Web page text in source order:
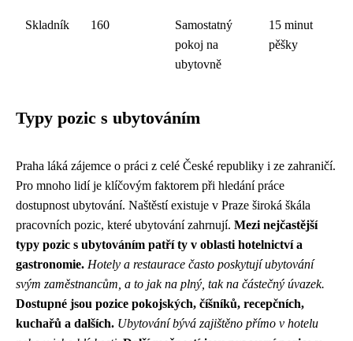
Skladník 160
Samostatný
pokoj na
ubytovně
15 minut
pěšky
Typy pozic s ubytováním
Praha láká zájemce o práci z celé České republiky i ze zahraničí.
Pro mnoho lidí je klíčovým faktorem při hledání práce
dostupnost ubytování. Naštěstí existuje v Praze široká škála
pracovních pozic, které ubytování zahrnují. Mezi nejčastější
typy pozic s ubytováním patří ty v oblasti hotelnictví a
gastronomie. Hotely a restaurace často poskytují ubytování
svým zaměstnancům, a to jak na plný, tak na částečný úvazek.
Dostupné jsou pozice pokojských, číšníků, recepčních,
kuchařů a dalších. Ubytování bývá zajištěno přímo v hotelu